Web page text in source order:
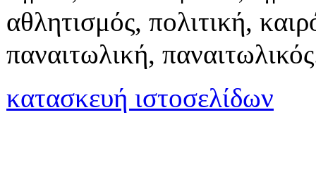
αθλητισμός, πολιτική,
παναιτωλική,
κατασκευή ιστοσελίδων